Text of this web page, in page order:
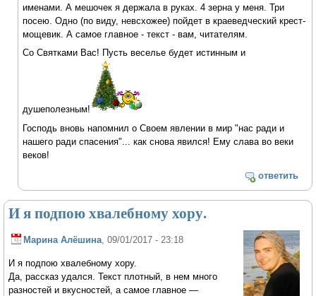
именами. А мешочек я держала в руках. 4 зерна у меня. Три
посею. Одно (по виду, невсхожее) пойдет в краеведческий крест-
мощевик. А самое главное - текст - вам, читателям.
Со Святками Вас! Пусть веселье будет истинным и
душеполезным!
Господь вновь напомнил о Своем явлении в мир "нас ради и
нашего ради спасения"... как снова явился! Ему слава во веки
веков!
ответить
И я подпою хвалебному хору.
Марина Алёшина, 09/01/2017 - 23:18
И я подпою хвалебному хору.
Да, рассказ удался. Текст плотный, в нем много
разностей и вкусностей, а самое главное —